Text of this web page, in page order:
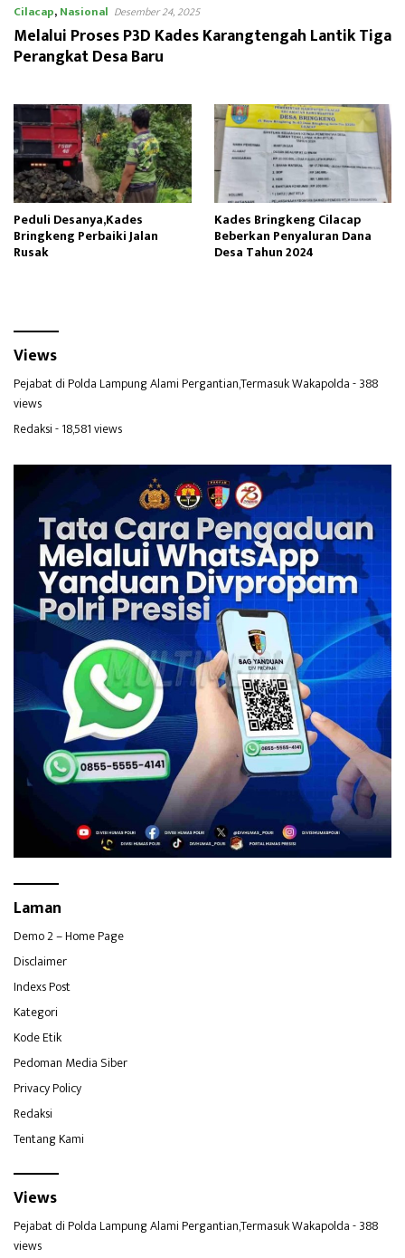
Cilacap,Nasional Desember 24, 2025
Melalui Proses P3D Kades Karangtengah Lantik Tiga
Perangkat Desa Baru
Peduli Desanya,Kades
Bringkeng Perbaiki Jalan
Rusak
Kades Bringkeng Cilacap
Beberkan Penyaluran Dana
Desa Tahun 2024
Views
Pejabat di Polda Lampung Alami Pergantian,Termasuk Wakapolda- 388
views
Redaksi- 18,581 views
Laman
Demo 2 – Home Page
Disclaimer
Indexs Post
Kategori
Kode Etik
Pedoman Media Siber
Privacy Policy
Redaksi
Tentang Kami
Views
Pejabat di Polda Lampung Alami Pergantian,Termasuk Wakapolda- 388
views